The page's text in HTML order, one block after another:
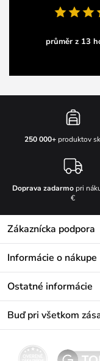
průměr z 13
250 000+ produktov
Doprava zadarmopri
€
Zákaznícka podpora
info@vuch.sk
Informácie o nákupe
Materiály a údržba
Vrátenie a reklamácia
Ostatné informácie
Darčekové poukazy
Buď pri všetkom